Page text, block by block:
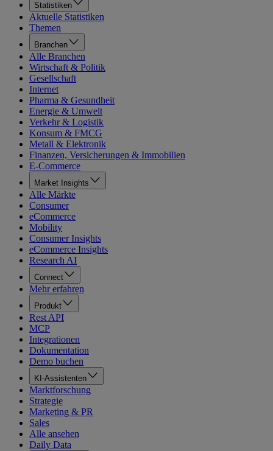
Statistiken
Aktuelle Statistiken
Themen
Branchen
Alle Branchen
Wirtschaft & Politik
Gesellschaft
Internet
Pharma & Gesundheit
Energie & Umwelt
Verkehr & Logistik
Konsum & FMCG
Metall & Elektronik
Finanzen, Versicherungen & Immobilien
E-Commerce
Market Insights
Alle Märkte
Consumer
eCommerce
Mobility
Consumer Insights
eCommerce Insights
Research AI
Connect
Mehr erfahren
Produkt
Rest API
MCP
Integrationen
Dokumentation
Demo buchen
KI-Assistenten
Marktforschung
Strategie
Marketing & PR
Sales
Alle ansehen
Daily Data